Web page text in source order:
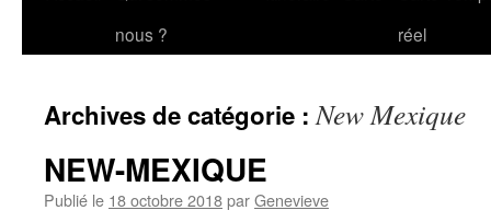
nous ?
réel
Archives de catégorie :New Mexique
NEW-MEXIQUE
Publié le 18 octobre 2018parGenevieve